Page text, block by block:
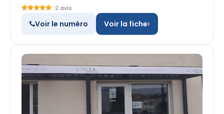
2 avis
Voir le numéro Voir la fiche